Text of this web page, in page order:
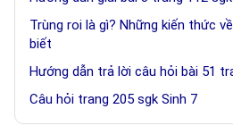
Trùng roi là gì? Những kiến thức
biết
Hướng dẫn trả lời câu hỏi bài 51
Câu hỏi trang 205 sgk Sinh 7